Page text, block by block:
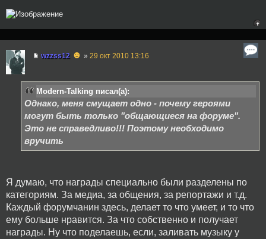
wzzss12 ☻ » 29 окт 2010 13:16
Modern-Talking писал(а):
Однако, меня смущает одно - почему героями
могут быть только "общающиеся на форуме".
Это не справедливо!!! Поэтому необходимо
вручить
Я думаю, что награды специально были разделены по
категориям. За медиа, за общения, за репортажи и т.д.
Каждый форумчанин здесь, делает то что умеет, и то что
ему больше нравится. За что собственно и получает
награды. Ну что поделаешь, если, заливать музыку у